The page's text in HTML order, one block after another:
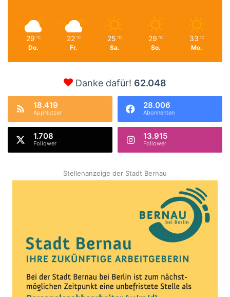
29 ℃
Do.
22 ℃
Fr.
25 ℃
Sa.
29 ℃
So.
33 ℃
Mo.
Danke dafür! 62.048
18.419
AppNutzer
28.006
Abonnenten
1.708
Follower
13.915
Follower
Stellenanzeige der Stadt Bernau